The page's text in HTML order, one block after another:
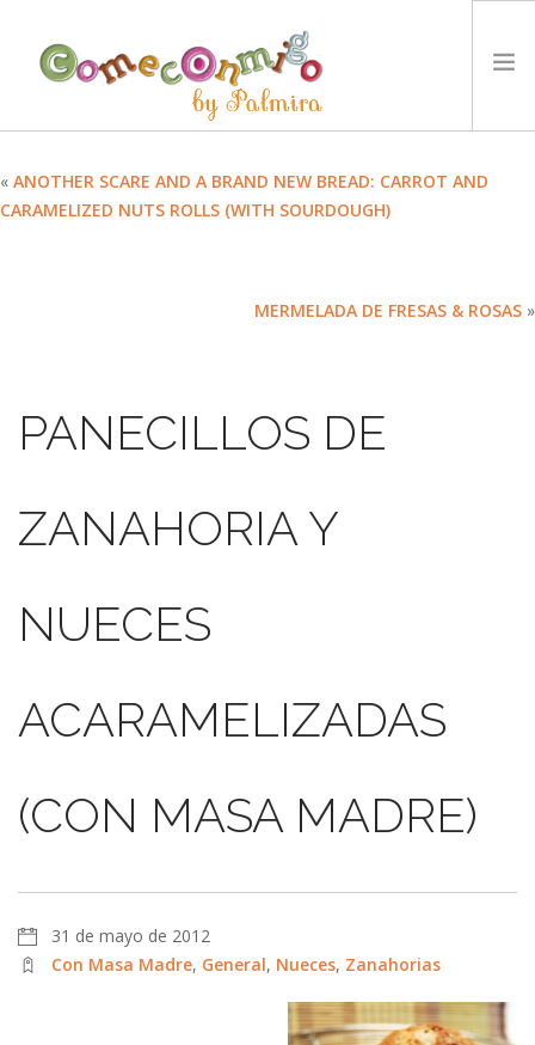
RECETAS
SEARCH SITE
« ANOTHER SCARE AND A BRAND NEW BREAD: CARROT AND
CARAMELIZED NUTS ROLLS (WITH SOURDOUGH)
MERMELADA DE FRESAS & ROSAS »
PANECILLOS DE
ZANAHORIA Y
NUECES
ACARAMELIZADAS
(CON MASA MADRE)
31 de mayo de 2012
Con Masa Madre, General, Nueces, Zanahorias